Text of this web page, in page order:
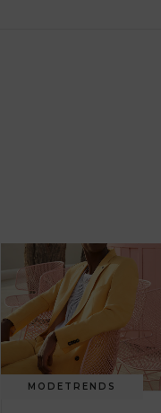
MODETRENDS